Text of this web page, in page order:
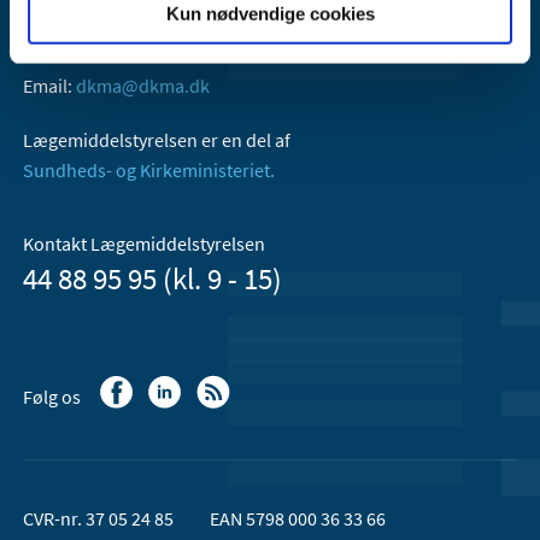
Kun nødvendige cookies
Axel Heides Gade 1
Email: dkma@dkma.dk
Lægemiddelstyrelsen er en del af
Sundheds- og Kirkeministeriet.
Kontakt Lægemiddelstyrelsen
44 88 95 95 (kl. 9 - 15)
Følg os
CVR-nr. 37 05 24 85 EAN 5798 000 36 33 66